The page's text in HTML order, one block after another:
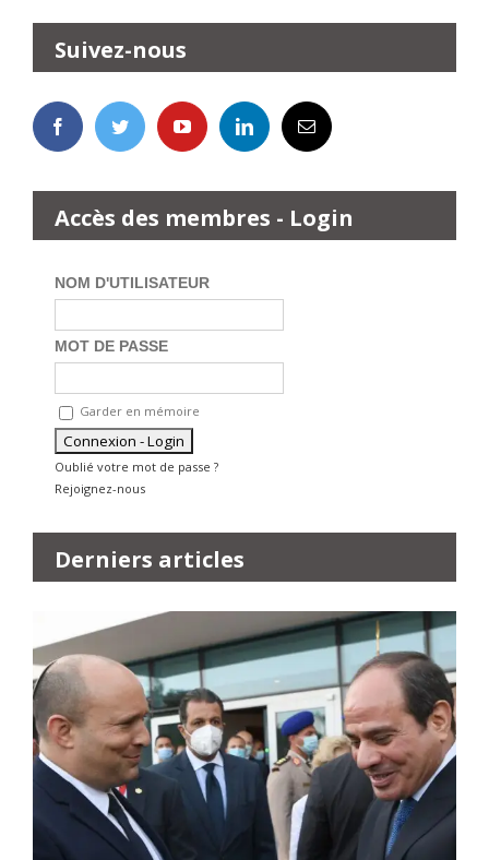
Suivez-nous
Accès des membres - Login
NOM D'UTILISATEUR
MOT DE PASSE
Garder en mémoire
Oublié votre mot de passe ?
Rejoignez-nous
Derniers articles